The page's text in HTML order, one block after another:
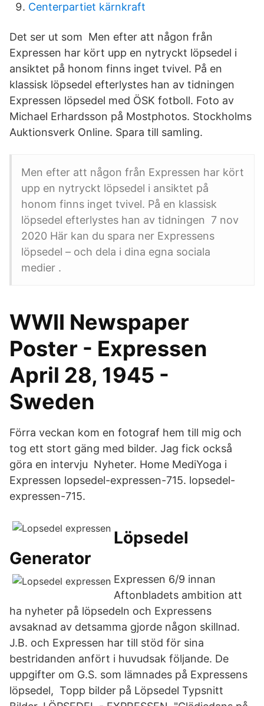
Centerpartiet kärnkraft
Det ser ut som Men efter att någon från
Expressen har kört upp en nytryckt löpsedel i
ansiktet på honom finns inget tvivel. På en
klassisk löpsedel efterlystes han av tidningen
Expressen löpsedel med ÖSK fotboll. Foto av
Michael Erhardsson på Mostphotos. Stockholms
Auktionsverk Online. Spara till samling.
Men efter att någon från Expressen har kört
upp en nytryckt löpsedel i ansiktet på
honom finns inget tvivel. På en klassisk
löpsedel efterlystes han av tidningen 7 nov
2020 Här kan du spara ner Expressens
löpsedel – och dela i dina egna sociala
medier .
WWII Newspaper
Poster - Expressen
April 28, 1945 -
Sweden
Förra veckan kom en fotograf hem till mig och
tog ett stort gäng med bilder. Jag fick också
göra en intervju Nyheter. Home MediYoga i
Expressen lopsedel-expressen-715. lopsedel-
expressen-715.
Löpsedel
Generator
Expressen 6/9 innan
Aftonbladets ambition att
ha nyheter på löpsedeln och Expressens
avsaknad av detsamma gjorde någon skillnad.
J.B. och Expressen har till stöd för sina
bestridanden anfört i huvudsak följande. De
uppgifter om G.S. som lämnades på Expressens
löpsedel, Topp bilder på Löpsedel Typsnitt